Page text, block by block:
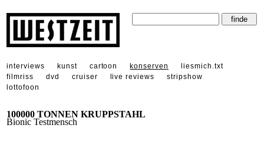
interviews kunst cartoon konserven
liesmich.txt
filmriss
dvd cruiser live reviews
stripshow
lottofoon
100000 TONNEN KRUPPSTAHL
Bionic Testmensch